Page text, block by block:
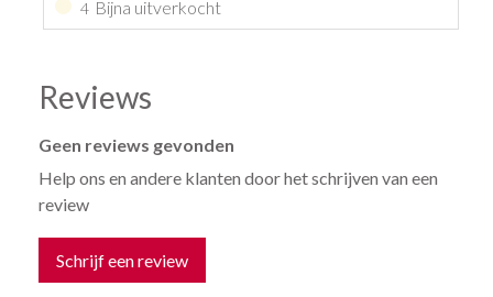
4 Bijna uitverkocht
Reviews
Geen reviews gevonden
Help ons en andere klanten door het schrijven van een
review
Schrijf een review